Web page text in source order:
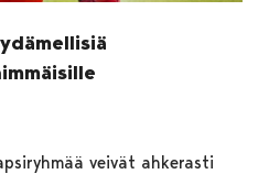
veivät ahkerasti